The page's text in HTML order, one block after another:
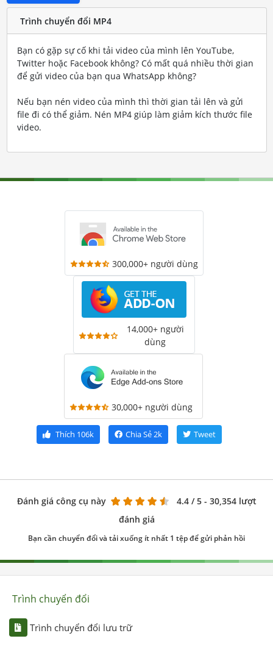
Trình chuyển đổi MP4
Bạn có gặp sự cố khi tải video của mình lên YouTube,
Twitter hoặc Facebook không? Có mất quá nhiều thời gian
để gửi video của bạn qua WhatsApp không?
Nếu bạn nén video của mình thì thời gian tải lên và gửi
file đi có thể giảm. Nén MP4 giúp làm giảm kích thước file
video.
300,000+ người dùng
14,000+ người
dùng
30,000+ người dùng
Thích 106k Chia Sẻ2k Tweet
Đánh giá công cụ này 4.4 / 5 - 30,354 lượt
đánh giá
Bạn cần chuyển đổi và tải xuống ít nhất 1 tệp để gửi phản hồi
Trình chuyển đổi
Trình chuyển đổi lưu trữ